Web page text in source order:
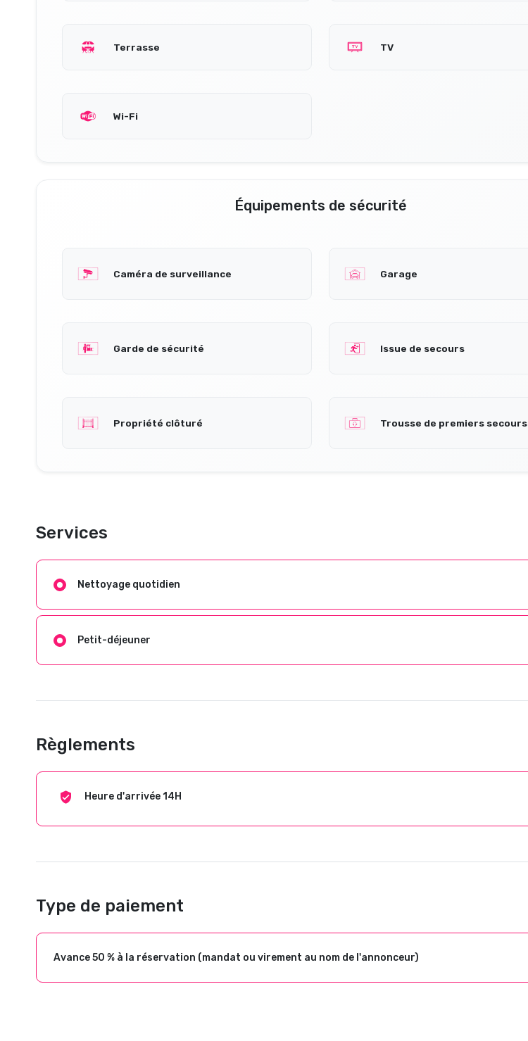
Terrasse TV
Wi-Fi
Équipements de sécurité
Caméra de surveillance Garage
Garde de sécurité Issue de secours
Propriété clôturé Trousse de premiers secours
Services
Nettoyage quotidien
Petit-déjeuner
Règlements
Heure d'arrivée 14H
Type de paiement
Avance 50 % à la réservation (mandat ou virement au nom de l'annonceur)